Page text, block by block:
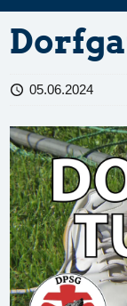
05.06.2024